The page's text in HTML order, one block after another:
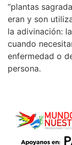
“plantas
eran y son
la adivinación:
cuando
enfermedad o
persona.